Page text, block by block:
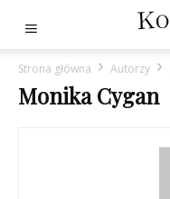
Strona główna Autorzy
Monika Cygan